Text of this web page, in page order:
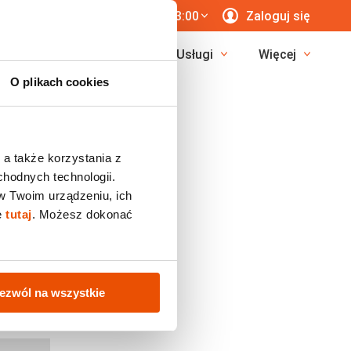
O plikach cookies
a także korzystania z
technologii.
Twoim urządzeniu, ich
tutaj. Możesz dokonać
na wszystkie
7 dni/tyg. 8:00-23:00 Zaloguj się
Usługi Więcej